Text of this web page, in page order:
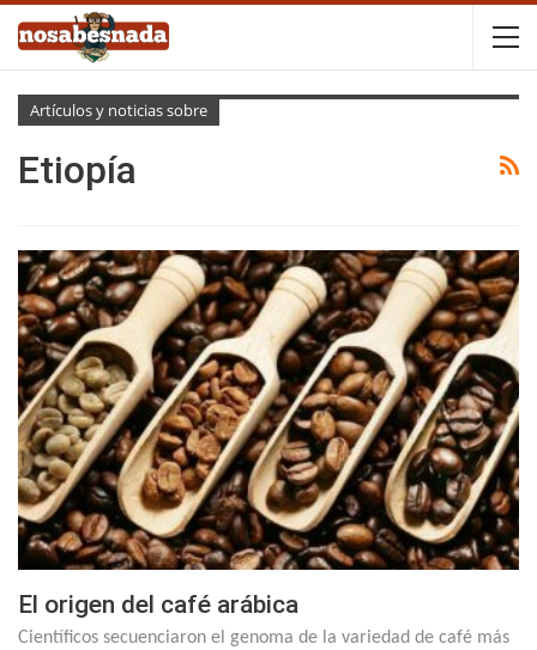
Artículos y noticias sobre
Etiopía
El origen del café arábica
Científicos secuenciaron el genoma de la variedad de café más